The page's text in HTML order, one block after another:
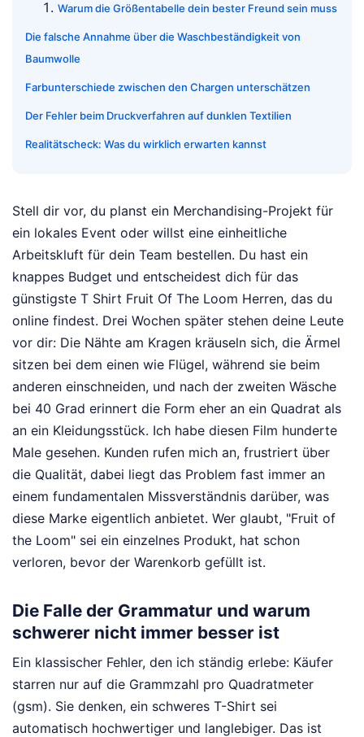
Warum die Größentabelle dein bester Freund sein muss
Die falsche Annahme über die Waschbeständigkeit von
Baumwolle
Farbunterschiede zwischen den Chargen unterschätzen
Der Fehler beim Druckverfahren auf dunklen Textilien
Realitätscheck: Was du wirklich erwarten kannst
Stell dir vor, du planst ein Merchandising-Projekt für
ein lokales Event oder willst eine einheitliche
Arbeitskluft für dein Team bestellen. Du hast ein
knappes Budget und entscheidest dich für das
günstigste T Shirt Fruit Of The Loom Herren, das du
online findest. Drei Wochen später stehen deine Leute
vor dir: Die Nähte am Kragen kräuseln sich, die Ärmel
sitzen bei dem einen wie Flügel, während sie beim
anderen einschneiden, und nach der zweiten Wäsche
bei 40 Grad erinnert die Form eher an ein Quadrat als
an ein Kleidungsstück. Ich habe diesen Film hunderte
Male gesehen. Kunden rufen mich an, frustriert über
die Qualität, dabei liegt das Problem fast immer an
einem fundamentalen Missverständnis darüber, was
diese Marke eigentlich anbietet. Wer glaubt, "Fruit of
the Loom" sei ein einzelnes Produkt, hat schon
verloren, bevor der Warenkorb gefüllt ist.
Die Falle der Grammatur und warum
schwerer nicht immer besser ist
Ein klassischer Fehler, den ich ständig erlebe: Käufer
starren nur auf die Grammzahl pro Quadratmeter
(gsm). Sie denken, ein schweres T-Shirt sei
automatisch hochwertiger und langlebiger. Das ist